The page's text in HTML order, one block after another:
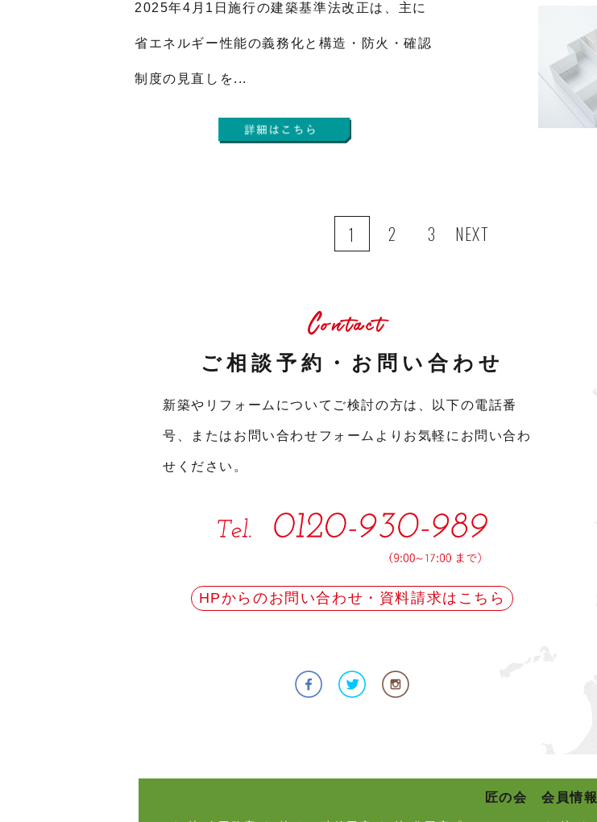
2025年4月1日施行の建築基準法改正は、主に
省エネルギー性能の義務化と構造・防火・確認
制度の見直しを...
1 2 3 NEXT
Contact
ご相談予約・お問い合わせ
新築やリフォームについてご検討の方は、以下の電話番
号、またはお問い合わせフォームよりお気軽にお問い合わ
せください。
HPからのお問い合わせ・資料請求はこちら
匠の会 会員情報